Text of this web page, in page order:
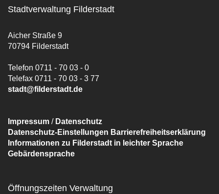
Stadtverwaltung Filderstadt
Aicher Straße 9
70794 Filderstadt
Telefon 0711 - 70 03 - 0
Telefax 0711 - 70 03 - 3 77
stadt@filderstadt.de
Impressum / Datenschutz
Datenschutz-Einstellungen Barrierefreiheitserklärung
Informationen zu Filderstadt in leichter Sprache
Gebärdensprache
Öffnungszeiten Verwaltung